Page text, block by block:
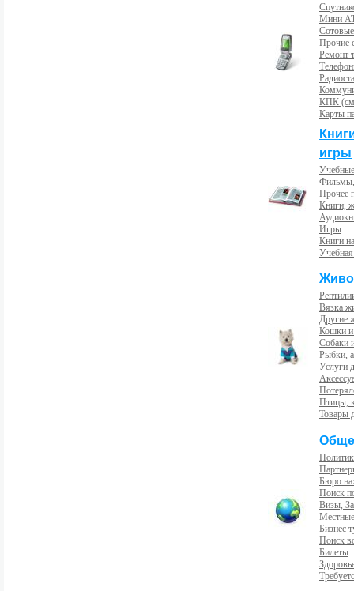
Мини
Прочие
Ремонт
КПК
Карты
игры
Прочее
Книги,
Игры
Книги
Вязка
Другие
Кошки и
Собаки
Рыбки,
Услуги
Птицы,
Товары
Бюро
Поиск
Визы,
Бизнес
Поиск
Билеты